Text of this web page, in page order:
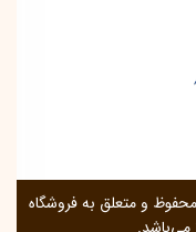
و متعلق به فروشگاه